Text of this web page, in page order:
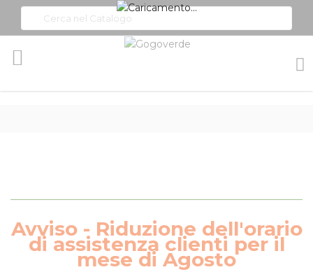
Avviso - Riduzione dell'orario
di assistenza clienti per il
mese di Agosto